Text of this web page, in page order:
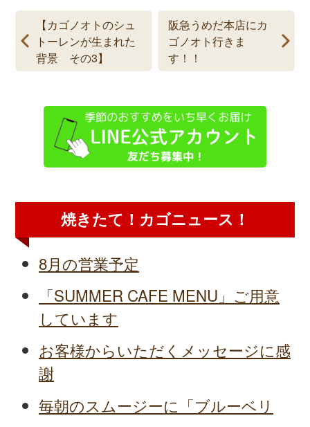
【カゴノオトのシュ
トーレンが生まれた
背景 その3】
阪急うめだ本店にカ
ゴノオト行きま
す！！
焼きたて！カゴニュース！
8月の営業予定
「SUMMER CAFE MENU」ご用意
しています
お客様からいただくメッセージに感
謝
毎朝のスムージーに「ブルーベリ